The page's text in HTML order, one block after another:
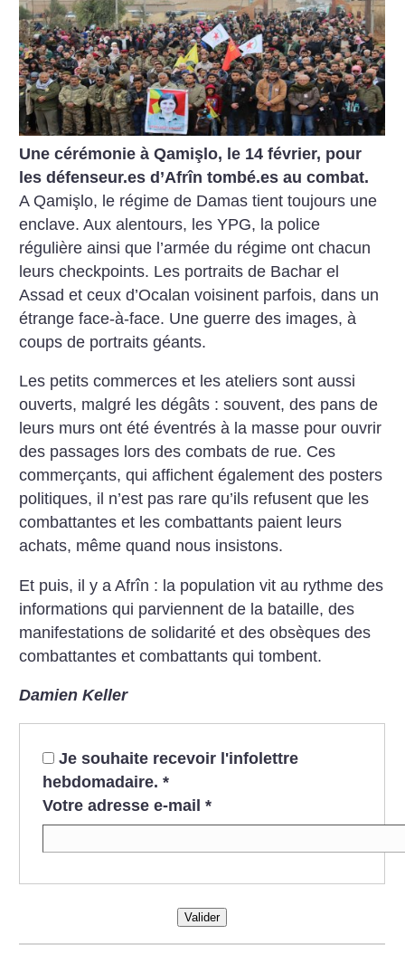
Une cérémonie à Qamişlo, le 14 février, pour
les défenseur.es d’Afrîn tombé.es au combat.
A Qamişlo, le régime de Damas tient toujours une
enclave. Aux alentours, les YPG, la police
régulière ainsi que l’armée du régime ont chacun
leurs checkpoints. Les portraits de Bachar el
Assad et ceux d’Ocalan voisinent parfois, dans un
étrange face-à-face. Une guerre des images, à
coups de portraits géants.
Les petits commerces et les ateliers sont aussi
ouverts, malgré les dégâts : souvent, des pans de
leurs murs ont été éventrés à la masse pour ouvrir
des passages lors des combats de rue. Ces
commerçants, qui affichent également des posters
politiques, il n’est pas rare qu’ils refusent que les
combattantes et les combattants paient leurs
achats, même quand nous insistons.
Et puis, il y a Afrîn : la population vit au rythme des
informations qui parviennent de la bataille, des
manifestations de solidarité et des obsèques des
combattantes et combattants qui tombent.
Damien Keller
Je souhaite recevoir l'infolettre
hebdomadaire. *
Votre adresse e-mail *
Valider